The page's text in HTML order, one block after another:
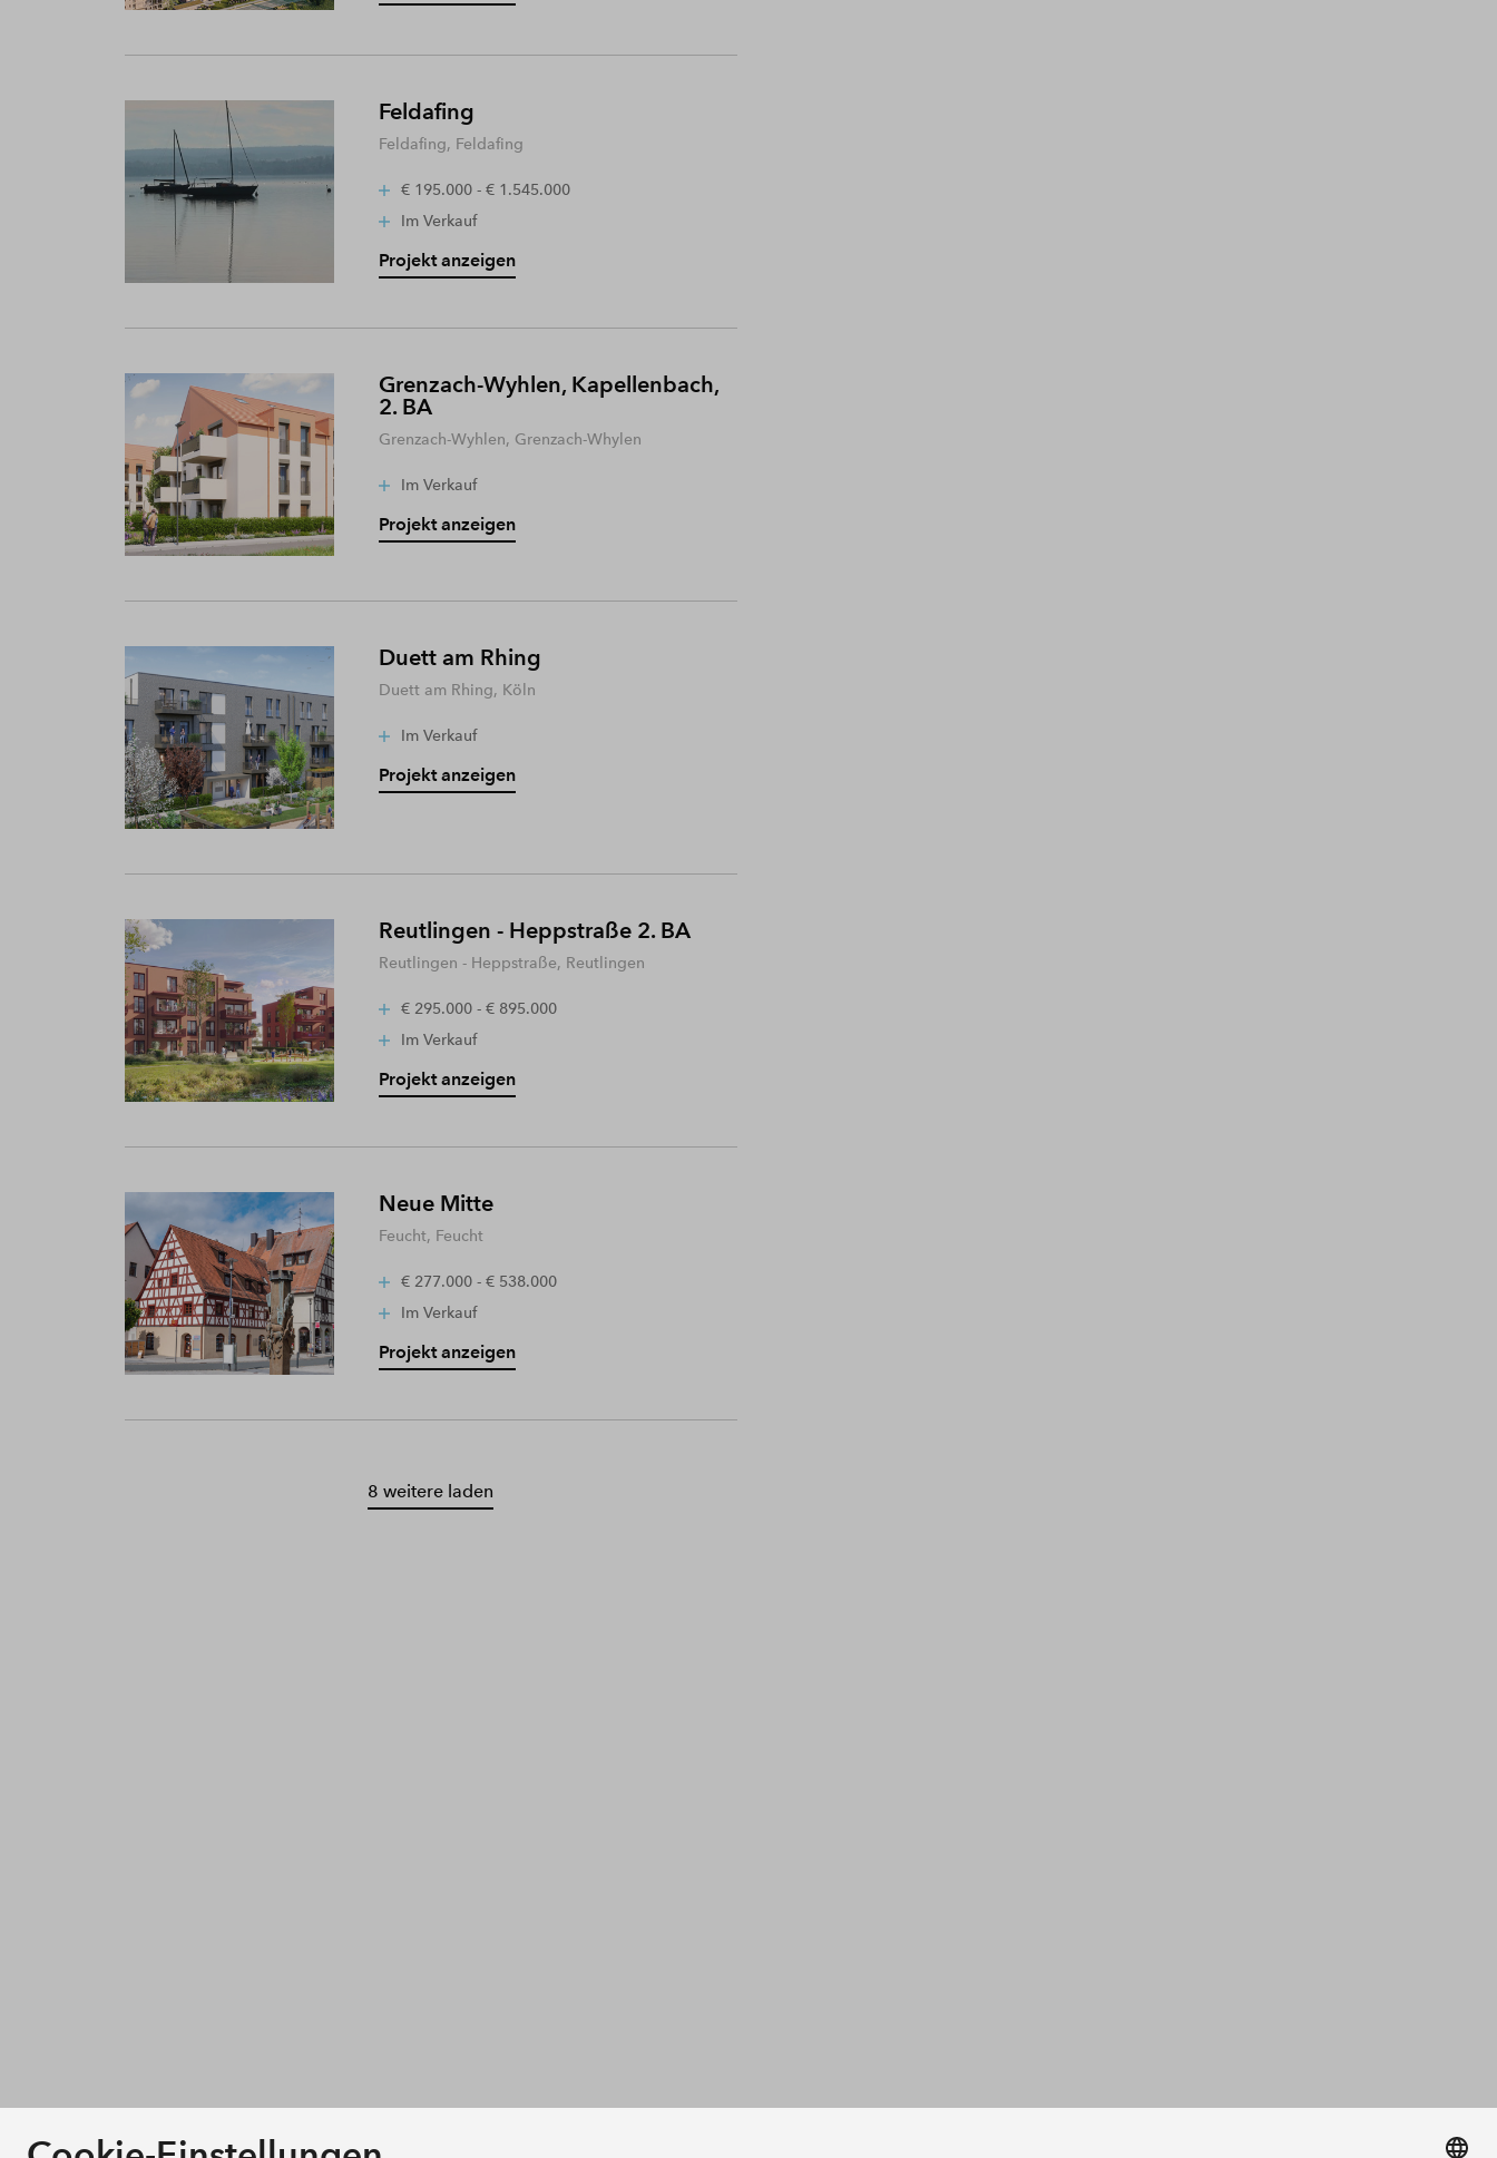
Feldafing
Feldafing, Feldafing
€ 195.000 - € 1.545.000
Im Verkauf
Projekt anzeigen
Grenzach-Wyhlen, Kapellenbach,
2. BA
Grenzach-Wyhlen, Grenzach-Whylen
Im Verkauf
Projekt anzeigen
Duett am Rhing
Duett am Rhing, Köln
Im Verkauf
Projekt anzeigen
Reutlingen - Heppstraße 2. BA
Reutlingen - Heppstraße, Reutlingen
€ 295.000 - € 895.000
Im Verkauf
Projekt anzeigen
Neue Mitte
Feucht, Feucht
€ 277.000 - € 538.000
Im Verkauf
Projekt anzeigen
8 weitere laden